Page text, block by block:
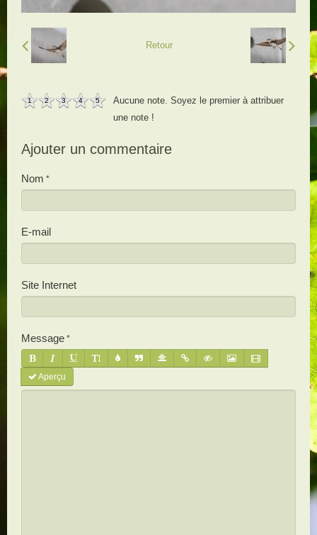
Retour
1 2 3 4 5
Aucune note. Soyez le premier à attribuer
une note !
Ajouter un commentaire
Nom
E-mail
Site Internet
Message
Aperçu